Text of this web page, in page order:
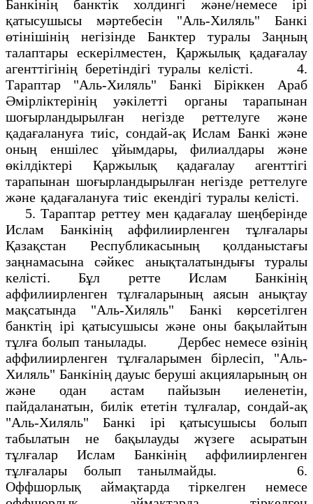
Банкінің банктік холдингі және/немесе ірі
қатысушысы мәртебесін "Аль-Хиляль" Банкі
өтінішінің негізінде Банктер туралы Заңның
талаптары ескерілместен, Қаржылық қадағалау
агенттігінің беретіндігі туралы келісті. 4.
Тараптар "Аль-Хиляль" Банкі Біріккен Араб
Әмірліктерінің уәкілетті органы тарапынан
шоғырландырылған негізде реттелуге және
қадағалануға тиіс, сондай-ақ Ислам Банкі және
оның еншілес ұйымдары, филиалдары және
өкілдіктері Қаржылық қадағалау агенттігі
тарапынан шоғырландырылған негізде реттелуге
және қадағалануға тиіс екендігі туралы келісті.
5. Тараптар реттеу мен қадағалау шеңберінде
Ислам Банкінің аффилиирленген тұлғалары
Қазақстан Республикасының қолданыстағы
заңнамасына сәйкес анықталатындығы туралы
келісті. Бұл ретте Ислам Банкінің
аффилиирленген тұлғаларының аясын анықтау
мақсатында "Аль-Хиляль" Банкі көрсетілген
банктің ірі қатысушысы және оны бақылайтын
тұлға болып танылады. Дербес немесе өзінің
аффилиирленген тұлғаларымен бірлесіп, "Аль-
Хиляль" Банкінің дауыс беруші акцияларының он
және одан астам пайызын иеленетін,
пайдаланатын, билік ететін тұлғалар, сондай-ақ
"Аль-Хиляль" Банкі ірі қатысушысы болып
табылатын не бақылауды жүзеге асыратын
тұлғалар Ислам Банкінің аффилиирленген
тұлғалары болып танылмайды. 6.
Оффшорлық аймақтарда тіркелген немесе